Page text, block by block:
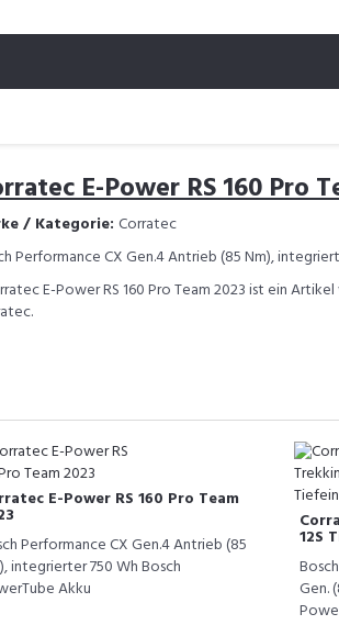
E-Power RS 160 Pro
/ Kategorie: Corratec
Performance CX Gen.4 Antrieb (85 Nm),
E-Power RS 160 Pro Team 2023 ist ein
E-Power RS 160 Pro Team
Performance CX Gen.4 Antrieb (85
integrierter 750 Wh Bosch
Akku
12S
Gen.